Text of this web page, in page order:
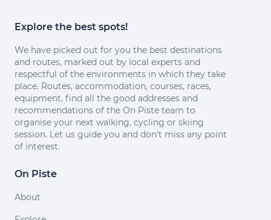
Explore the best spots!
We have picked out for you the best destinations
and routes, marked out by local experts and
respectful of the environments in which they take
place. Routes, accommodation, courses, races,
equipment, find all the good addresses and
recommendations of the On Piste team to
organise your next walking, cycling or skiing
session. Let us guide you and don't miss any point
of interest.
On Piste
About